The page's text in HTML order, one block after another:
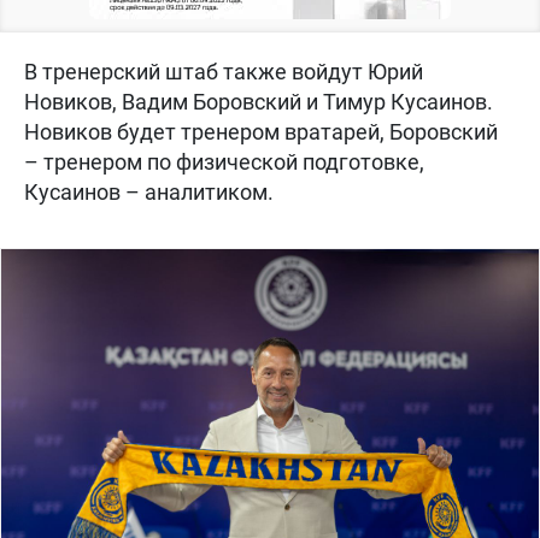
В тренерский штаб также войдут Юрий
Новиков, Вадим Боровский и Тимур Кусаинов.
Новиков будет тренером вратарей, Боровский
– тренером по физической подготовке,
Кусаинов – аналитиком.